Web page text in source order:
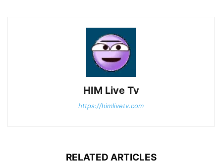
HIM Live Tv
https://himlivetv.com
RELATED ARTICLES